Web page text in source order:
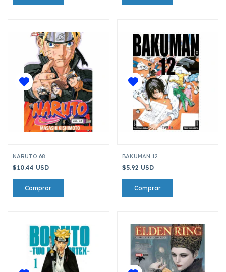
NARUTO 68
$10.44 USD
BAKUMAN 12
$5.92 USD